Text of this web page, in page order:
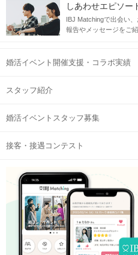
しあわせエピソー
IBJ Matchingで出会い
報告やメッセージをご
婚活イベント開催支援・コラボ実績
スタッフ紹介
婚活イベントスタッフ募集
接客・接遇コンテスト